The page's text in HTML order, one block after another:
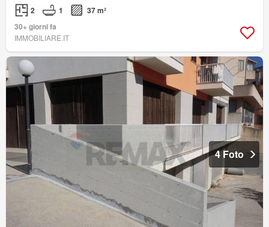
2 1
37 m²
30+ giorni fa
IMMOBILIARE.IT
4 Foto